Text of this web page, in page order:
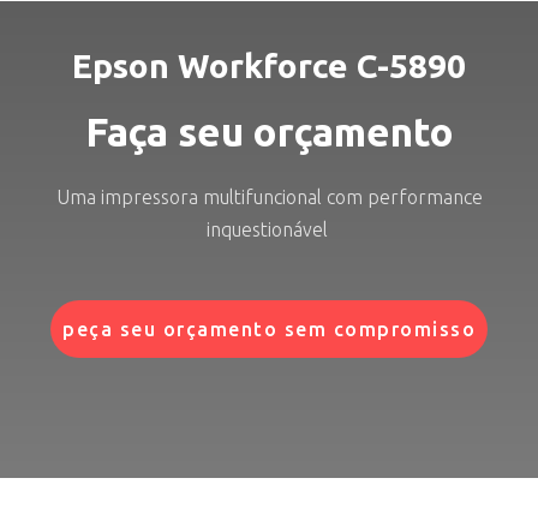
Epson Workforce C-5890
Faça seu orçamento
Uma impressora multifuncional com performance
inquestionável
peça seu orçamento sem compromisso